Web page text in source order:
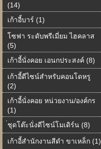
(14)
เก้าอี้บาร์ (1)
โซฟา ระดับพรีเมี่ยม ไฮคลาส
(5)
เก้าอี้นั่งคอย เอนกประสงค์ (8)
เก้าอี้ดีไซน์สำหรับคอนโดหรู
(2)
เก้าอี้นั่งคอย หน่วยงาน/องค์กร
(1)
่ชุดโต๊ะนั่งดีไซน์โมเดิร์น (8)
เก้าอี้สำนักงานสีดำ ขาเหล็ก (1)